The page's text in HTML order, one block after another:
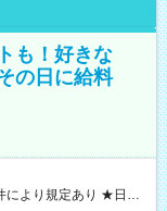
も！好きな
の日に給料